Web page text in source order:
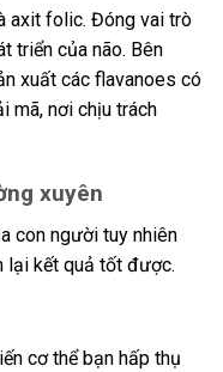
axit folic. Đóng vai trò
triển của não. Bên
xuất các flavanoes có
mã, nơi chịu trách
xuyên
con người tuy nhiên
lại kết quả tốt được.
cơ thể bạn hấp thụ